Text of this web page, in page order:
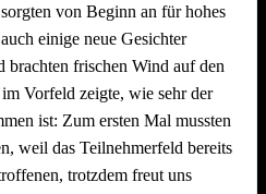
auch nach dem Fest und
sein. Bitte helft mit, dass
vielen Helferinnen und Helfern
voranschreitet. Hier können wir
Auch nach einem
bitte zum Feierabend ans
von Beginn an für hohes
einige neue Gesichter
brachten frischen Wind auf den
Vorfeld zeigte, wie sehr der
ist: Zum ersten Mal mussten
weil das Teilnehmerfeld bereits
trotzdem freut uns